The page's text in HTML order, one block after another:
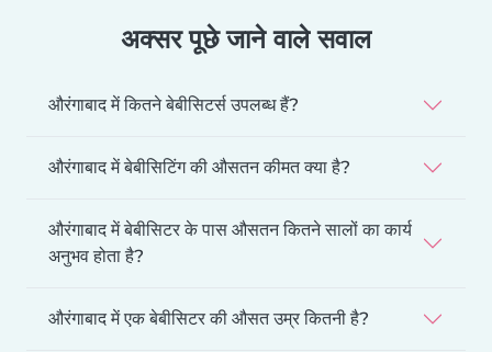
अक्सर पूछे जाने वाले सवाल
औरंगाबाद में कितने बेबीसिटर्स उपलब्ध हैं?
औरंगाबाद में बेबीसिटिंग की औसतन कीमत क्या है?
औरंगाबाद में बेबीसिटर के पास औसतन कितने सालों का कार्य
अनुभव होता है?
औरंगाबाद में एक बेबीसिटर की औसत उम्र कितनी है?